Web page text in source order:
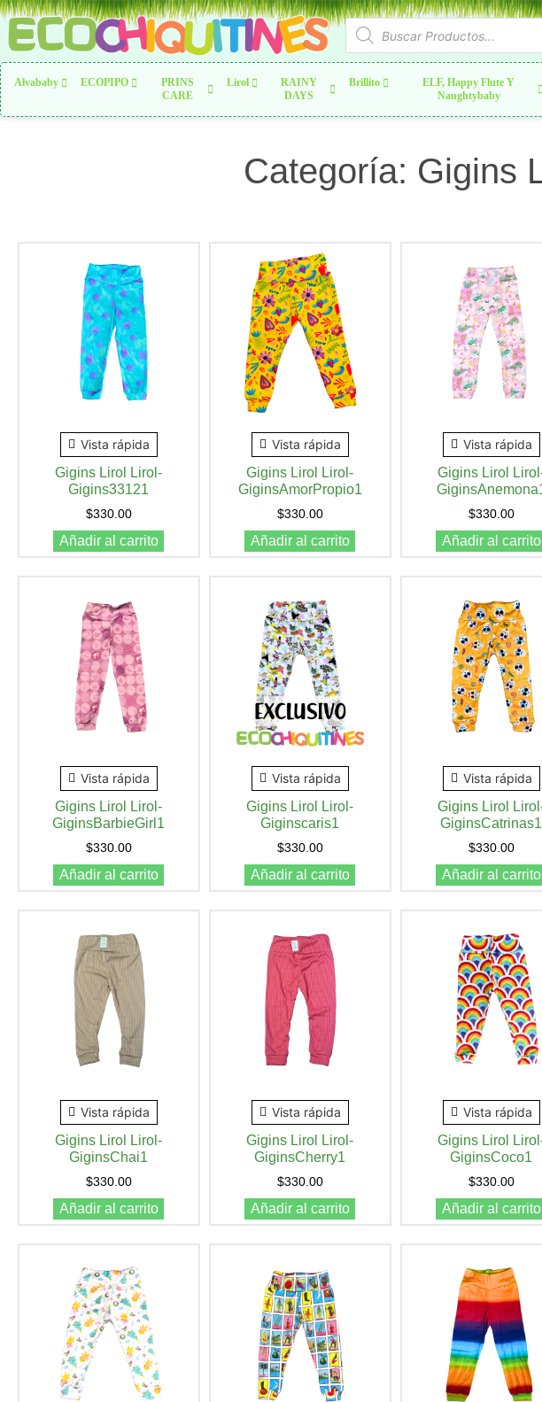
Alvababy ECOPIPO
PRINS
CARE
Lirol
RAINY
DAYS
Brillito
ELF, Happy Flute Y
Naughtybaby
Categoría: Gigins
Vista rápida
Gigins Lirol Lirol-
Gigins33121
$330.00
Añadir al carrito
Vista rápida
Gigins Lirol Lirol-
GiginsAmorPropio1
$330.00
Añadir al carrito
Vista rápida
Gigins Lirol
$330.00
Añadir al carrito
Vista rápida
Gigins Lirol Lirol-
GiginsBarbieGirl1
$330.00
Añadir al carrito
Vista rápida
Gigins Lirol Lirol-
Giginscaris1
$330.00
Añadir al carrito
Vista rápida
Gigins Lirol
GiginsCatrinas1
$330.00
Añadir al carrito
Vista rápida
Gigins Lirol Lirol-
GiginsChai1
$330.00
Añadir al carrito
Vista rápida
Gigins Lirol Lirol-
GiginsCherry1
$330.00
Añadir al carrito
Vista rápida
Gigins Lirol
GiginsCoco1
$330.00
Añadir al carrito